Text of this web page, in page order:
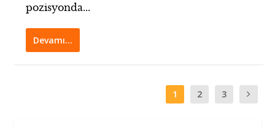
pozisyonda...
Devamı…
1 2 3